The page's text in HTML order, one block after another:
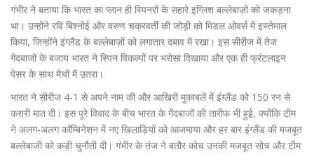
गंभीर ने बताया कि भारत का प्लान ही स्पिनरों के सहारे इंग्लिश बल्लेबाज़ों को जकड़ना
था। उन्होंने रवि बिश्नोई और वरुण चक्रवर्ती की जोड़ी को मिडल ओवर्स में इस्तेमाल
किया, जिन्होंने इंग्लैंड के बल्लेबाज़ों को लगातार दबाव में रखा। इस सीरीज में तेज
गेंदबाजों के बजाय भारत ने स्पिन विकल्पों पर भरोसा दिखाया और एक ही फ्रंटलाइन
पेसर के साथ मैचों में उतरा।
भारत ने सीरीज 4-1 से अपने नाम की और आखिरी मुकाबलें में इंग्लैंड को 150 रन से
करारी मात दी। इस पूरे विवाद के बीच भारत के गेंदबाजों की तारीफ भी हुई, क्योंकि टीम
ने अलग-अलग कॉम्बिनेशन में नए खिलाड़ियों को आजमाया और हर बार इंग्लैंड की मजबूत
बल्लेबाजी को कड़ी चुनौती दी। गंभीर के तंज ने बतौर कोच उनकी मजबूत सोच और टीम